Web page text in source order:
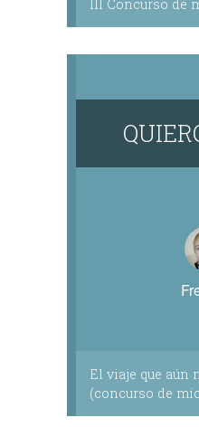
III Concurso de
El viaje que aún
(concurso de